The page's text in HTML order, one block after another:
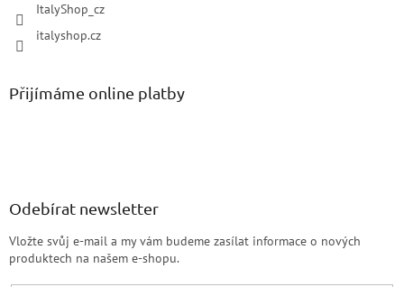
ItalyShop_cz
italyshop.cz
Přijímáme online platby
Odebírat newsletter
Vložte svůj e-mail a my vám budeme zasílat informace o nových
produktech na našem e-shopu.